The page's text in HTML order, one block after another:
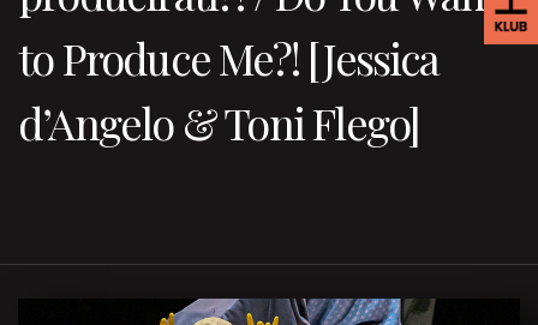
to Produce Me?! [Jessica
d’Angelo & Toni Flego]